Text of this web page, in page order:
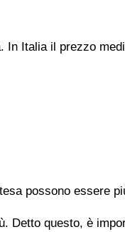
In Italia il prezzo
possono essere
Detto questo, è